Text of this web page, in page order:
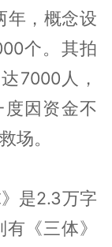
年，概念设
个。其拍
7000人，
因资金不
场。
是2.3万字
《三体》